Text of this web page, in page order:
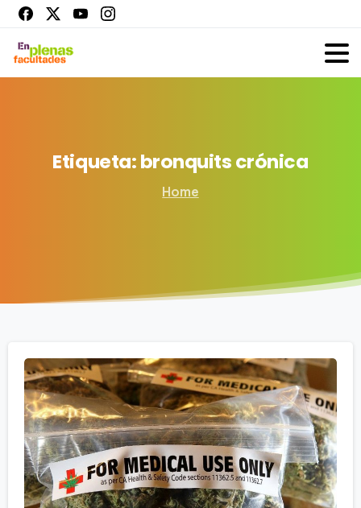
Etiqueta:bronquitscrónica
Home